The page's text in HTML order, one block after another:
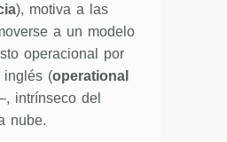
), motiva a las
a un modelo
operacional por
inglés (operational
intrínseco del
nube.